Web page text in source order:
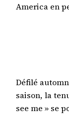
America en
Défilé
saison, la
see me » se